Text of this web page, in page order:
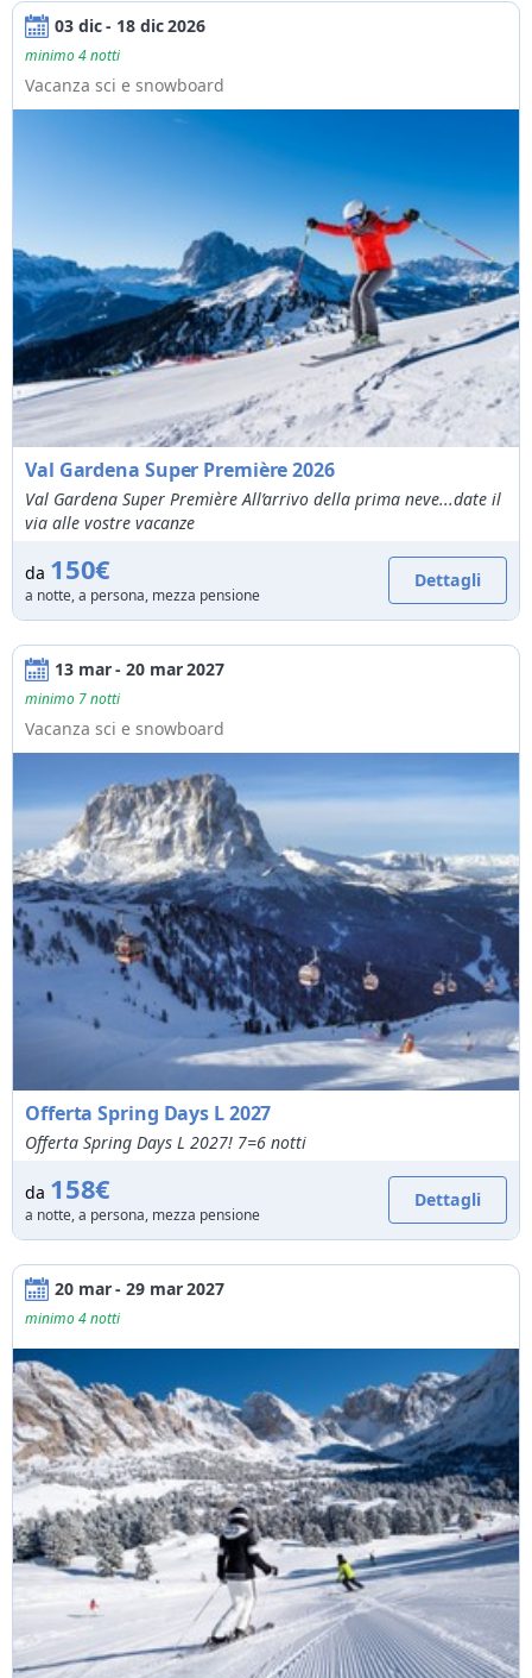
03 dic - 18 dic 2026
minimo 4 notti
Vacanza sci e snowboard
Val Gardena Super Première 2026
Val Gardena Super Première All’arrivo della prima neve...date il
via alle vostre vacanze
da 150€
a notte, a persona, mezza pensione
Dettagli
13 mar - 20 mar 2027
minimo 7 notti
Vacanza sci e snowboard
Offerta Spring Days L 2027
Offerta Spring Days L 2027! 7=6 notti
da 158€
a notte, a persona, mezza pensione
Dettagli
20 mar - 29 mar 2027
minimo 4 notti